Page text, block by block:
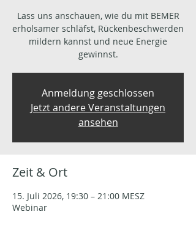
Lass uns anschauen, wie du mit BEMER
erholsamer schläfst, Rückenbeschwerden
mildern kannst und neue Energie
gewinnst.
Anmeldung geschlossen
Jetzt andere Veranstaltungen
ansehen
Zeit & Ort
15. Juli 2026, 19:30 – 21:00 MESZ
Webinar